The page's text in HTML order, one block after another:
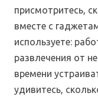
присмотритесь,
вместе с
используете:
развлечения от
времени
удивитесь,